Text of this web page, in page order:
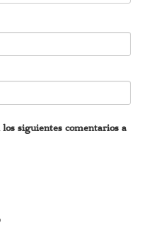
siguientes comentarios a